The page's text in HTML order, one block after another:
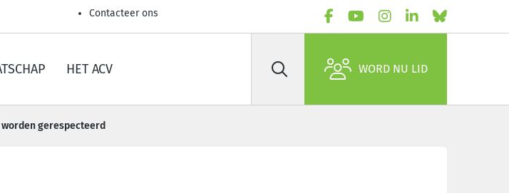
Contacteer ons
HET ACV Zoek WORD NU LID
gerespecteerd